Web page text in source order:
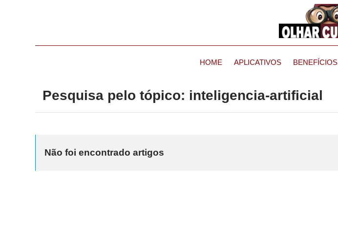
HOME APLICATIVOS BENEFÍCIOS
Pesquisa pelo tópico: inteligencia-artificial
Não foi encontrado artigos